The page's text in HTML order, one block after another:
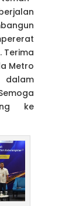
Terima
Metro
ke